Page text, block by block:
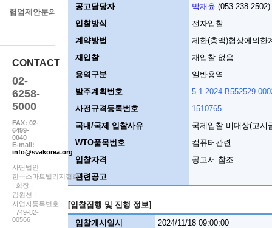
공고담당자
박재윤 (053-238-2502)
입찰방식
전자입찰
계약방법
제한(총액)협상에의한
재입찰
재입찰 없음
용역구분
일반용역
발주계획번호
5-1-2024-B552529-
사전규격등록번호
1510765
국내/국제 입찰사유
국제입찰 비대상(고시
WTO품목번호
컴퓨터관련
입찰자격
공고서 참조
관련공고
[입찰집행 및 진행 정보]
입찰개시일시
2024/11/18 09:00:00
헙업제안문의
CONTACT
02-
6258-
5000
FAX: 02-
6499-
0040
E-mail:
info@svakorea.org
사단법인
한국스마트빌리지협회
I 회장 :
김원선 I
사업자등록번호
: 749-82-
00566